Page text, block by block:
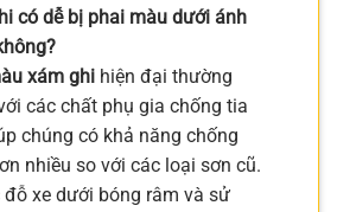
có dễ bị phai màu dưới ánh
xám ghi hiện đại thường
các chất phụ gia chống tia
chúng có khả năng chống
nhiều so với các loại sơn cũ.
đỗ xe dưới bóng râm và sử